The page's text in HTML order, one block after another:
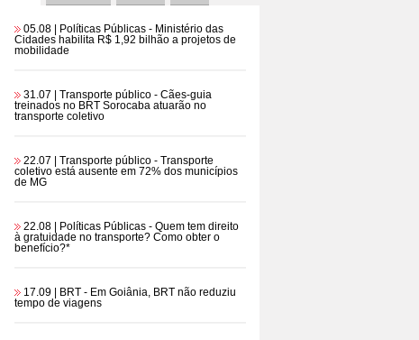
05.08 | Políticas Públicas - Ministério das
Cidades habilita R$ 1,92 bilhão a projetos de
mobilidade
31.07 | Transporte público - Cães-guia
treinados no BRT Sorocaba atuarão no
transporte coletivo
22.07 | Transporte público - Transporte
coletivo está ausente em 72% dos municípios
de MG
22.08 | Políticas Públicas - Quem tem direito
à gratuidade no transporte? Como obter o
benefício?*
17.09 | BRT - Em Goiânia, BRT não reduziu
tempo de viagens